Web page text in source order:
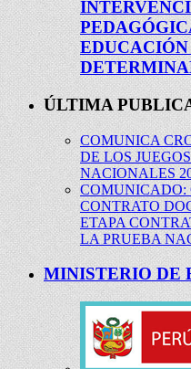
ÚLTIMA
COMUNICA
DE LOS
NACIONALES
COMUNICADO:
CONTRATO
ETAPA
LA PRUEBA
MINISTERIO DE